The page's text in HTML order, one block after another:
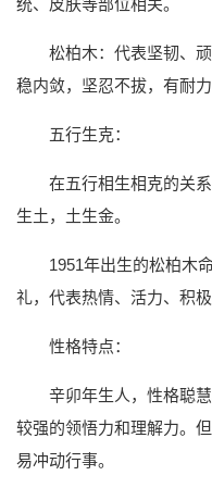
统、皮肤等部位相关。
松柏木：代表坚韧、
稳内敛，坚忍不拔，有耐
五行生克：
在五行相生相克的关
生土，土生金。
1951年出生的松柏木
礼，代表热情、活力、积极
性格特点：
辛卯年生人，性格聪
较强的领悟力和理解力。
易冲动行事。